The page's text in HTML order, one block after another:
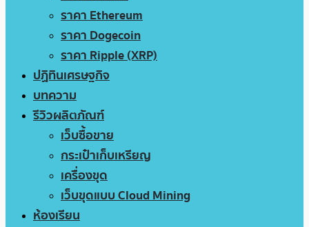
ราคา Ethereum
ราคา Dogecoin
ราคา Ripple (XRP)
ปฏิทินเศรษฐกิจ
บทความ
รีวิวผลิตภัณฑ์
เว็บซื้อขาย
กระเป๋าเก็บเหรียญ
เครื่องขุด
เว็บขุดแบบ Cloud Mining
ห้องเรียน